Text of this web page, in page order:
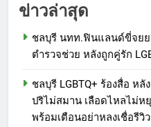
ข่าวล่าสุด
ชลบุรี นทท.ฟินแลนด์ขี่จย
ตำรวจช่วย หลังถูกคู่รัก
ชลบุรี LGBTQ+ ร้องสื่อ ห
ปริไม่สมาน เลือดไหลไม่
พร้อมเตือนอย่าหลงเชื่อรีวิ